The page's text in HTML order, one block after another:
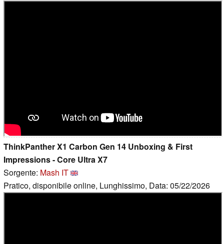
ThinkPanther X1 Carbon Gen 14 Unboxing & First
Impressions - Core Ultra X7
Sorgente: Mash IT
Pratico, disponibile online, Lunghissimo, Data: 05/22/2026